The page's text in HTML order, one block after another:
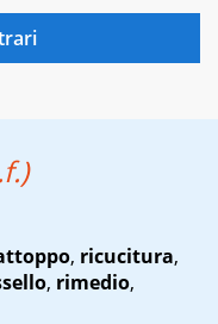
, ricucitura,
, rimedio,